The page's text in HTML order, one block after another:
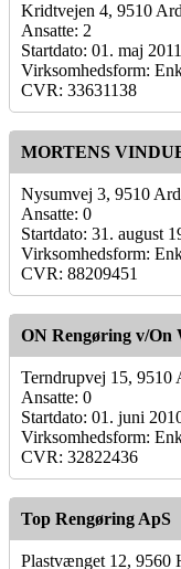
Kridtvejen 4, 9510
Ansatte: 2
Startdato: 01. maj
Virksomhedsform:
CVR: 33631138
MORTENS
Nysumvej 3, 9510
Ansatte: 0
Startdato: 31. august
Virksomhedsform:
CVR: 88209451
ON Rengøring v/On
Terndrupvej 15, 9510
Ansatte: 0
Startdato: 01. juni
Virksomhedsform:
CVR: 32822436
Top Rengøring ApS
Plastvænget 12, 9560